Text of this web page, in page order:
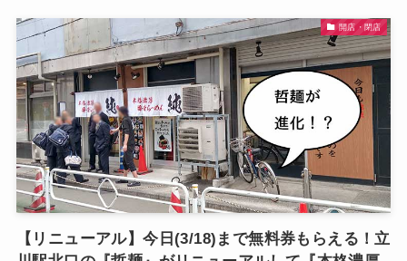
開店・閉店
【リニューアル】今日(3/18)まで無料券もらえる！立